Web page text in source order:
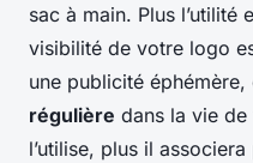
sac à main. Plus l’utilité
visibilité de votre logo
une publicité éphémère,
régulière dans la vie
l’utilise, plus il